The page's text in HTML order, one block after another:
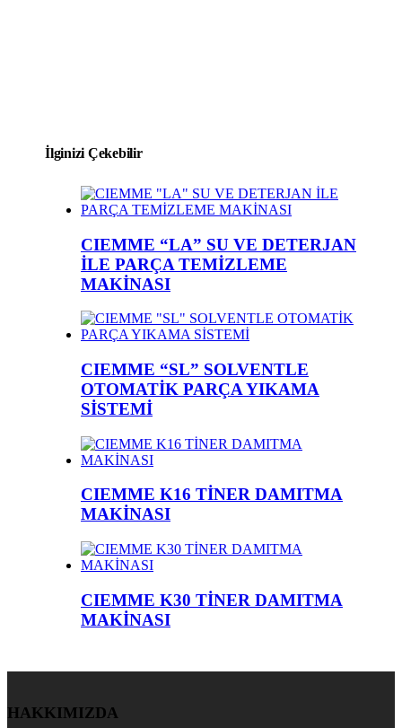
İlginizi Çekebilir
CIEMME “LA” SU VE DETERJAN
İLE PARÇA TEMİZLEME
MAKİNASI
CIEMME “SL” SOLVENTLE
OTOMATİK PARÇA YIKAMA
SİSTEMİ
CIEMME K16 TİNER DAMITMA
MAKİNASI
CIEMME K30 TİNER DAMITMA
MAKİNASI
HAKKIMIZDA